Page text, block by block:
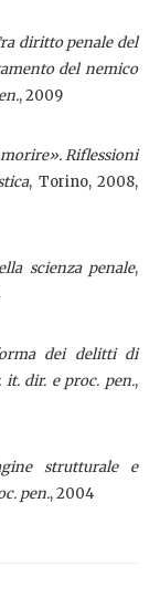
diritto penale del
del nemico
, 2009
Riflessioni
, Torino, 2008,
scienza penale,
dei delitti di
it. dir. e proc. pen.,
strutturale e
pen., 2004